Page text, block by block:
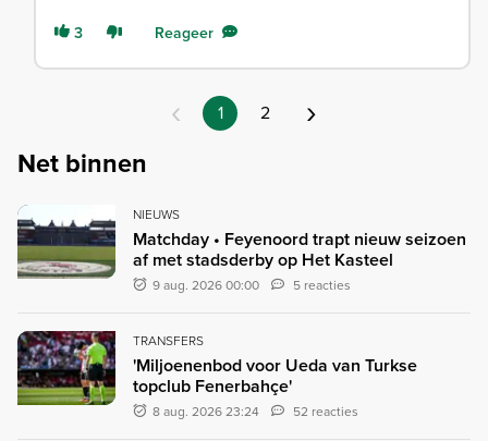
3 Reageer
‹ 1 2 ›
Net binnen
NIEUWS
Matchday • Feyenoord trapt nieuw seizoen
af met stadsderby op Het Kasteel
9 aug. 2026 00:00 5 reacties
TRANSFERS
'Miljoenenbod voor Ueda van Turkse
topclub Fenerbahçe'
8 aug. 2026 23:24 52 reacties